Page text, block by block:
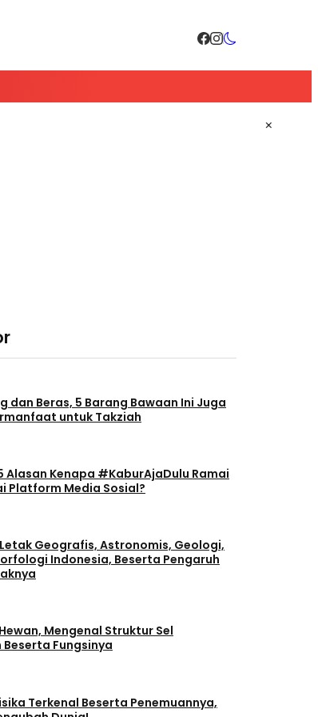
dan Beras, 5 Barang Bawaan Ini Juga
untuk Takziah
Alasan Kenapa #KaburAjaDulu Ramai
Platform Media Sosial?
Geografis, Astronomis, Geologi,
Indonesia, Beserta Pengaruh
Mengenal Struktur Sel
Beserta Fungsinya
Terkenal Beserta Penemuannya,
×